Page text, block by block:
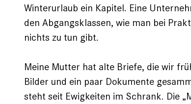
Winterurlaub ein Kapitel. Eine
den Abgangsklassen, wie man bei
nichts zu tun gibt.
Meine Mutter hat alte Briefe, die wir
Bilder und ein paar Dokumente
steht seit Ewigkeiten im Schrank. Die